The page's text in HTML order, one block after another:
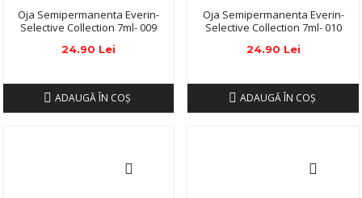
Oja Semipermanenta Everin-
Selective Collection 7ml- 009
24.90 Lei
ADAUGĂ ÎN COŞ
Oja Semipermanenta Everin-
Selective Collection 7ml- 010
24.90 Lei
ADAUGĂ ÎN COŞ